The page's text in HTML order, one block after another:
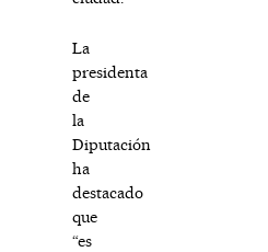
La
presidenta
de
la
Diputación
ha
destacado
que
“es